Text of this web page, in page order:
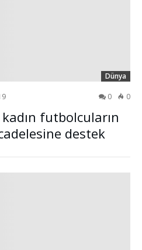
Dünya
0 0
futbolcuların
destek